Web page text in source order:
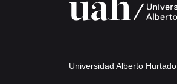
Universidad Alberto Hurtado